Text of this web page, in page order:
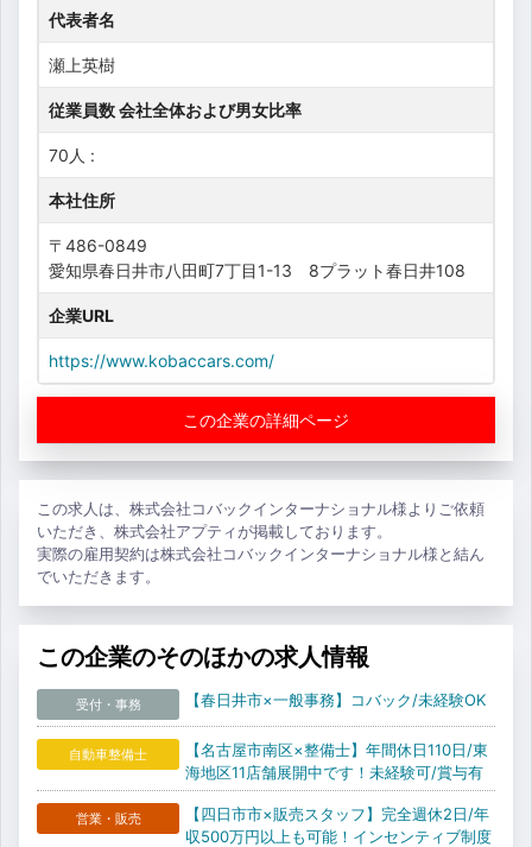
代表者名
瀬上英樹
従業員数 会社全体および男女比率
70人 :
本社住所
〒486-0849
愛知県春日井市八田町7丁目1-13 8プラット春日井108
企業URL
https://www.kobaccars.com/
この企業の詳細ページ
この求人は、株式会社コバックインターナショナル様よりご依頼
いただき、株式会社アプティが掲載しております。
実際の雇用契約は株式会社コバックインターナショナル様と結ん
でいただきます。
この企業のそのほかの求人情報
受付・事務 【春日井市×一般事務】コバック/未経験OK
自動車整備士
【名古屋市南区×整備士】年間休日110日/東
海地区11店舗展開中です！未経験可/賞与有
営業・販売
【四日市市×販売スタッフ】完全週休2日/年
収500万円以上も可能！インセンティブ制度